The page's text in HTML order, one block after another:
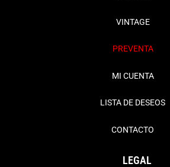
Abrigos + Cazadoras
Chaquetas + Blazers
Complementos
Bisutería
Bolsos
VINTAGE
PREVENTA
MI CUENTA
LISTA DE DESEOS
CONTACTO
LEGAL